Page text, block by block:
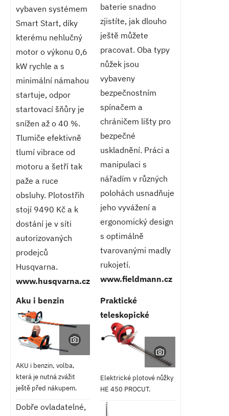
vybaven systémem
Smart Start, díky
kterému nehlučný
motor o výkonu 0,6
kW rychle a s
minimální námahou
startuje, odpor
startovací šňůry je
snížen až o 40 %.
Tlumiče efektivně
tlumí vibrace od
motoru a šetří tak
paže a ruce
obsluhy. Plotostřih
stojí 9490 Kč a k
dostání je v síti
autorizovaných
prodejců
Husqvarna.
www.husqvarna.cz
baterie snadno
zjistíte, jak dlouho
ještě můžete
pracovat. Oba typy
nůžek jsou
vybaveny
bezpečnostním
spínačem a
chráničem lišty pro
bezpečné
uskladnění. Práci a
manipulaci s
nářadím v různých
polohách usnadňuje
jeho vyvážení a
ergonomický design
s optimálně
tvarovanými madly
rukojetí.
www.fieldmann.cz
Aku i benzin
AKU i benzin, volba,
která je nutná zvážit
ještě před nákupem.
Dobře ovladatelné,
Praktické
teleskopické
Elektrické plotové nůžky
HE 450 PROCUT.